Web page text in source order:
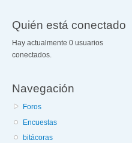
Quién está conectado
Hay actualmente 0 usuarios
conectados.
Navegación
Foros
Encuestas
bitácoras